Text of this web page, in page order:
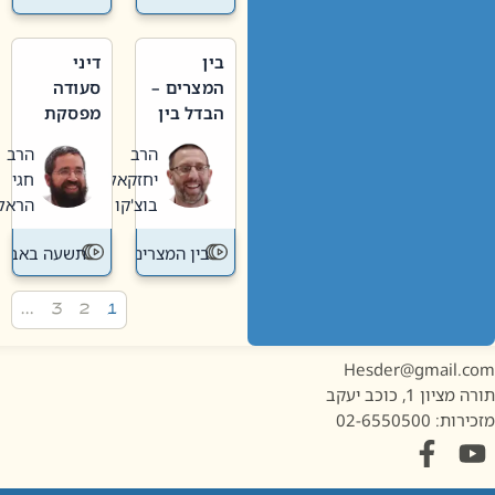
בין
המצרים –
הבדל בין
חדשה
לישנה
הרב
יחזקאל
בוצ'קו
בין המצרים
דיני
סעודה
מפסקת
תשעה
באב
הרב
חגי
הראל
תשעה באב
1, כוכב יעקב
02-6550500